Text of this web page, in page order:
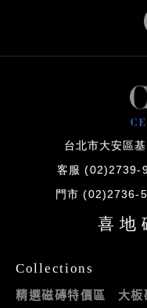
台北市大安區
客服 (02)2739-
門市 (02)2736-
喜地
Collections
精選磁磚特價區 大